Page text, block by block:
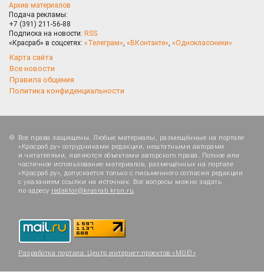
Архив материалов
Подача рекламы:
+7 (391) 211-56-88
Подписка на новости: RSS
«Красраб» в соцсетях: «Телеграм», «ВКонтакте», «Одноклассники»
Карта сайта
Все новости
Правила общения
Политика конфиденциальности
Все права защищены. Любые материалы, размещённые на портале
«Красраб.ру» сотрудниками редакции, нештатными авторами
и читателями, являются объектами авторского права. Полное или
частичное использование материалов, размещённых на портале
«Красраб.ру», допускается только с письменного согласия редакции
с указанием ссылки на источник. Все вопросы можно задать
по адресу redaktor@krasrab.krsn.ru.
Разработка портала: Центр интернет-проектов «МОЁ!»